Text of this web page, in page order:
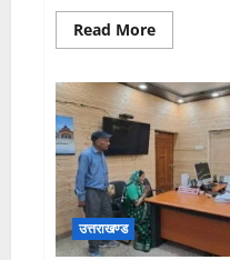
Read MoreRead
more
हॉस्टल
एवं
स्पोर्ट्स
कॉलेज
में
प्रवेश
हेतु
मुख्य
ट्रायल
उत्तराखण्ड